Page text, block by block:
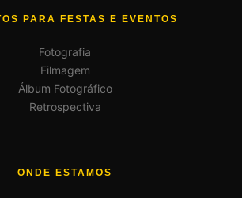
PARA FESTAS E EVENTOS
Fotografia
Filmagem
Álbum Fotográfico
Retrospectiva
ONDE ESTAMOS